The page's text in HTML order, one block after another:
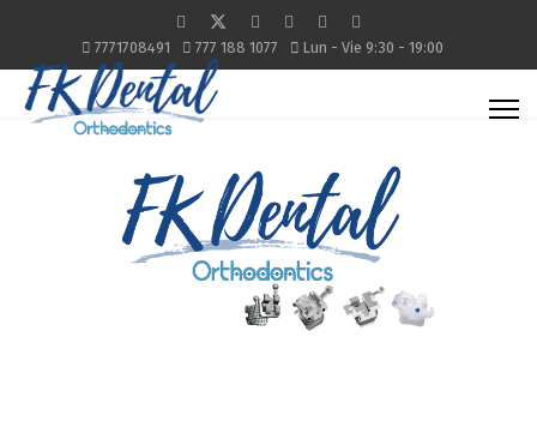
7771708491 777 188 1077 Lun - Vie 9:30 - 19:00